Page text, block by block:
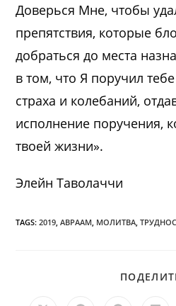
Доверься Мне, чтобы
препятствия, которые
добраться до места
в том, что Я поручил
страха и колебаний,
исполнение поручения,
твоей жизни».
Элейн Таволаччи
TAGS:2019 АВРААМ МОЛИТВА